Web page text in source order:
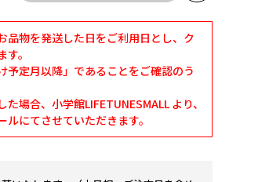
物を発送した日をご利用日とし、ク
。
予定月以降」であることをご確認のう
場合、小学館LIFETUNESMALL より、
にてさせていただきます。